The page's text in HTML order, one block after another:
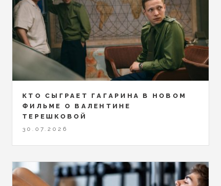
КТО СЫГРАЕТ ГАГАРИНА В НОВОМ
ФИЛЬМЕ О ВАЛЕНТИНЕ
ТЕРЕШКОВОЙ
30.07.2026